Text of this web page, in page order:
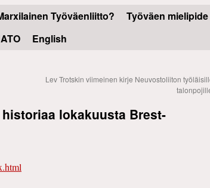
Työväenliitto? Työväen mielipide
English
Lev Trotskin viimeinen kirje Neuvostoliiton
lokakuusta Brest-